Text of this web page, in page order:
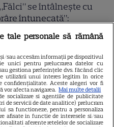
se întâlnește cu
întunecată”:
Video ce nu trebuie
pe streaming între
și 2 august 2026:
se îmbracă de la Prada
tale personale să rămână
sau accesăm informații pe dispozitivul
unici pentru prelucrarea datelor cu
gestiona preferințele dvs. făcând clic
utilizării unui interes legitim în orice
confidențialitate. Aceste alegeri vor fi
vor afecta navigarea. Mai multe detalii
socializare si agentiile de publicitate
de servicii de date analitice) prelucram
sa functioneze, pentru a personaliza
afisate in functie de interesele si/sau
aferente retelelor de socializare